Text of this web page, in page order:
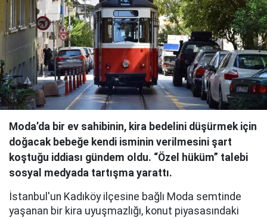
Moda’da bir ev sahibinin, kira bedelini düşürmek için
doğacak bebeğe kendi isminin verilmesini şart
koştuğu iddiası gündem oldu. “Özel hüküm” talebi
sosyal medyada tartışma yarattı.
İstanbul'un Kadıköy ilçesine bağlı Moda semtinde
yaşanan bir kira uyuşmazlığı, konut piyasasındaki